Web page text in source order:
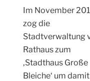
Im November
zog die
Stadtverwaltung
Rathaus zum
‚Stadthaus Große
Bleiche‘ um damit